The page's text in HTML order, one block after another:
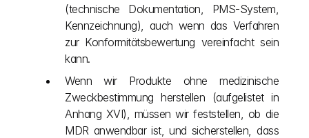
(technische Dokumentation, PMS-System,
Kennzeichnung), auch wenn das Verfahren
zur Konformitätsbewertung vereinfacht sein
kann.
Wenn wir Produkte ohne medizinische
Zweckbestimmung herstellen (aufgelistet in
Anhang XVI), müssen wir feststellen, ob die
MDR anwendbar ist, und sicherstellen, dass